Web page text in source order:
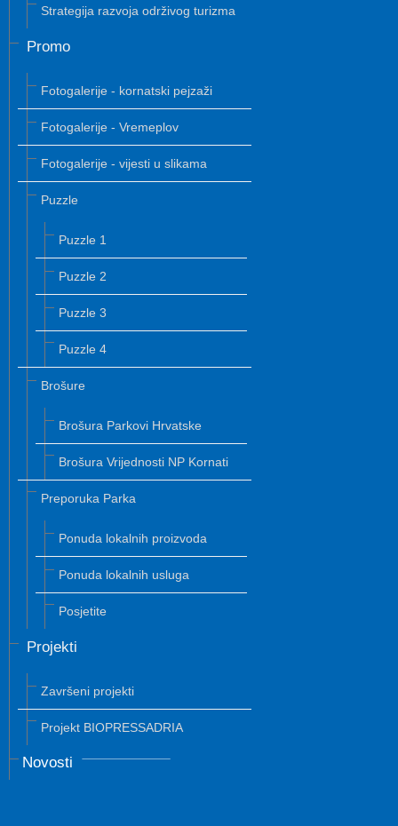
Strategija razvoja održivog turizma
Promo
Fotogalerije - kornatski pejzaži
Fotogalerije - Vremeplov
Fotogalerije - vijesti u slikama
Puzzle
Puzzle 1
Puzzle 2
Puzzle 3
Puzzle 4
Brošure
Brošura Parkovi Hrvatske
Brošura Vrijednosti NP Kornati
Preporuka Parka
Ponuda lokalnih proizvoda
Ponuda lokalnih usluga
Posjetite
Projekti
Završeni projekti
Projekt BIOPRESSADRIA
Novosti